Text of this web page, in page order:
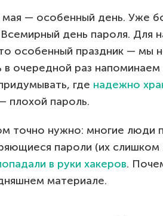
мая — особенный день. Уже
день пароля. Для
особенный праздник — мы
в очередной раз
где надежно
плохой пароль.
точно нужно: многие люди
пароли (их слишком
в руки хакеров.
материале.